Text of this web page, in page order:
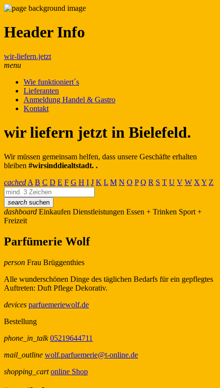
Header Info
wir-liefern.jetzt
menu
Wie funktioniert´s
Lieferanten
Anmeldung Handel & Gastro
Kontakt
wir liefern jetzt in Bielefeld.
Wir müssen gemeinsam helfen, dass unsere Geschäfte erhalten
bleiben #wirsinddiealtstadt. .
cached A B C D E F G H I J K L M N O P Q R S T U V W X Y Z
search suchen
dashboard Einkaufen Dienstleistungen Essen + Trinken Sport +
Freizeit
Parfümerie Wolf
person Frau Brüggenthies
Alle wunderschönen Dinge des täglichen Bedarfs für ein gepflegtes
Auftreten: Duft Pflege Dekorativ.
devices parfuemeriewolf.de
Bestellung
phone_in_talk 05219644711
mail_outline wolf.parfuemerie@t-online.de
shopping_cart online Shop